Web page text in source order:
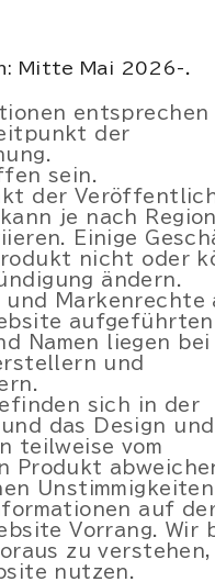
Mitte Mai 2026-.
entsprechen
der
sein.
der
je nach
Einige
nicht oder
ändern.
und Markenrechte
aufgeführten
Namen liegen bei
und
sich in der
das Design
teilweise vom
Produkt
auf
Vorrang. Wir
zu
nutzen.